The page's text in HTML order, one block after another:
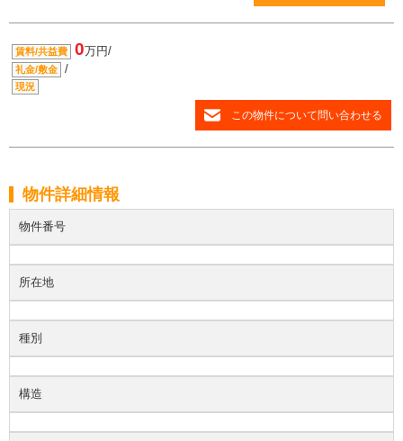
賃料/共益費 0万円/
礼金/敷金 /
現況
この物件について問い合わせる
物件詳細情報
物件番号
所在地
種別
構造